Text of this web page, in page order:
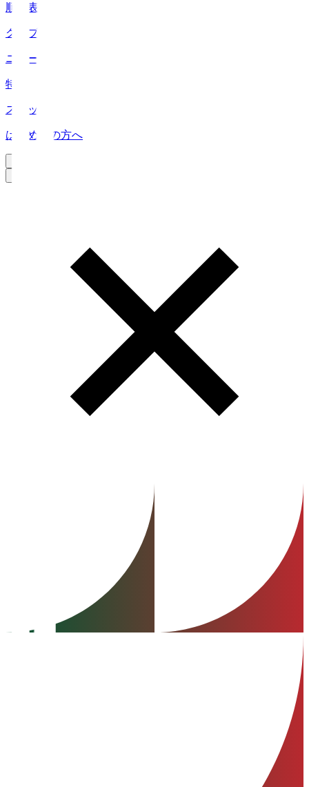
順位表
クラブ
ニュース
特集
スタッツ
はじめての方へ